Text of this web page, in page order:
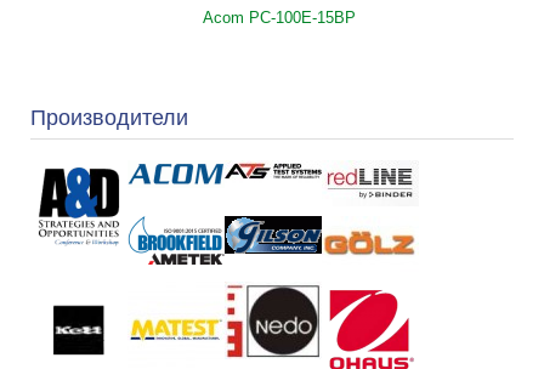
Acom PC-100E-15BP
Производители